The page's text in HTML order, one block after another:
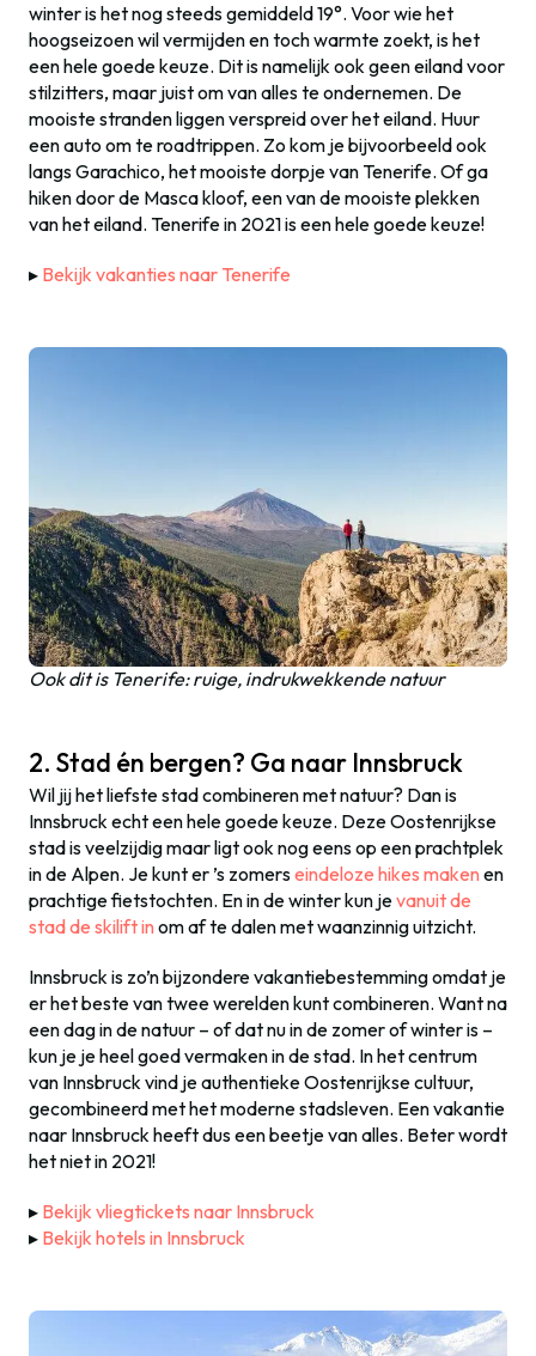
winter is het nog steeds gemiddeld 19°. Voor wie het
hoogseizoen wil vermijden en toch warmte zoekt, is het
een hele goede keuze. Dit is namelijk ook geen eiland voor
stilzitters, maar juist om van alles te ondernemen. De
mooiste stranden liggen verspreid over het eiland. Huur
een auto om te roadtrippen. Zo kom je bijvoorbeeld ook
langs Garachico, het mooiste dorpje van Tenerife. Of ga
hiken door de Masca kloof, een van de mooiste plekken
van het eiland. Tenerife in 2021 is een hele goede keuze!
▸ Bekijk vakanties naar Tenerife
Ook dit is Tenerife: ruige, indrukwekkende natuur
2. Stad én bergen? Ga naar Innsbruck
Wil jij het liefste stad combineren met natuur? Dan is
Innsbruck echt een hele goede keuze. Deze Oostenrijkse
stad is veelzijdig maar ligt ook nog eens op een prachtplek
in de Alpen. Je kunt er ’s zomerseindeloze hikes maken en
prachtige fietstochten. En in de winter kun jevanuit de
stad de skilift in om af te dalen met waanzinnig uitzicht.
Innsbruck is zo’n bijzondere vakantiebestemming omdat je
er het beste van twee werelden kunt combineren. Want na
een dag in de natuur – of dat nu in de zomer of winter is –
kun je je heel goed vermaken in de stad. In het centrum
van Innsbruck vind je authentieke Oostenrijkse cultuur,
gecombineerd met het moderne stadsleven. Een vakantie
naar Innsbruck heeft dus een beetje van alles. Beter wordt
het niet in 2021!
▸ Bekijk vliegtickets naar Innsbruck
▸ Bekijk hotels in Innsbruck